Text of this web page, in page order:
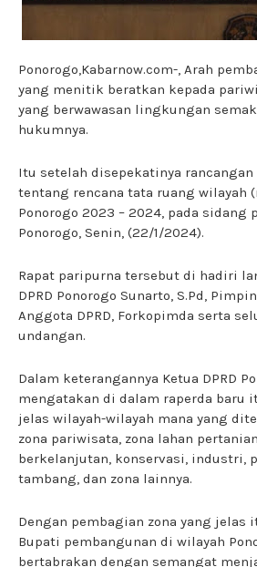
Ponorogo,Kabarnow.com-, Arah
yang menitik beratkan kepada
yang berwawasan lingkungan
hukumnya.
Itu setelah disepekatinya rancangan
tentang rencana tata ruang wilayah
Ponorogo 2023 – 2024, pada sidang
Ponorogo, Senin, (22/1/2024).
Rapat paripurna tersebut di hadiri
DPRD Ponorogo Sunarto, S.Pd,
Anggota DPRD, Forkopimda serta
undangan.
Dalam keterangannya Ketua DPRD
mengatakan di dalam raperda baru
jelas wilayah-wilayah mana yang
zona pariwisata, zona lahan
berkelanjutan, konservasi, industri,
tambang, dan zona lainnya.
Dengan pembagian zona yang jelas
Bupati pembangunan di wilayah
bertabrakan dengan semangat